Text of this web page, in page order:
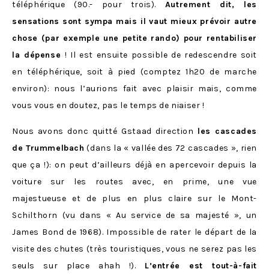
téléphérique (90.- pour trois). Autrement dit, les
sensations sont sympa mais il vaut mieux prévoir autre
chose (par exemple une petite rando) pour rentabiliser
la dépense ! Il est ensuite possible de redescendre soit
en téléphérique, soit à pied (comptez 1h20 de marche
environ): nous l’aurions fait avec plaisir mais, comme
vous vous en doutez, pas le temps de niaiser !
Nous avons donc quitté Gstaad direction les cascades
de Trummelbach (dans la « vallée des 72 cascades », rien
que ça !): on peut d’ailleurs déjà en apercevoir depuis la
voiture sur les routes avec, en prime, une vue
majestueuse et de plus en plus claire sur le Mont-
Schilthorn (vu dans « Au service de sa majesté », un
James Bond de 1968). Impossible de rater le départ de la
visite des chutes (très touristiques, vous ne serez pas les
seuls sur place ahah !). L’entrée est tout-à-fait